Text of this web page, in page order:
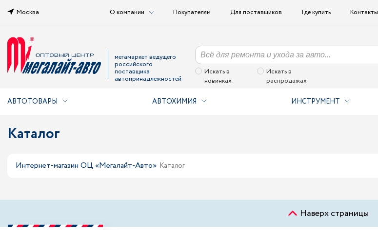
Москва О компании Покупателям Для поставщиков Где купить Контакты
мегамаркет ведущего
российского
поставщика
автопринадлежностей
Искать в
новинках
Искать в
распродажах
АВТОТОВАРЫ АВТОХИМИЯ ИНСТРУМЕНТ
Каталог
Интернет-магазин ОЦ «Мегалайт-Авто» Каталог
Наверх страницы